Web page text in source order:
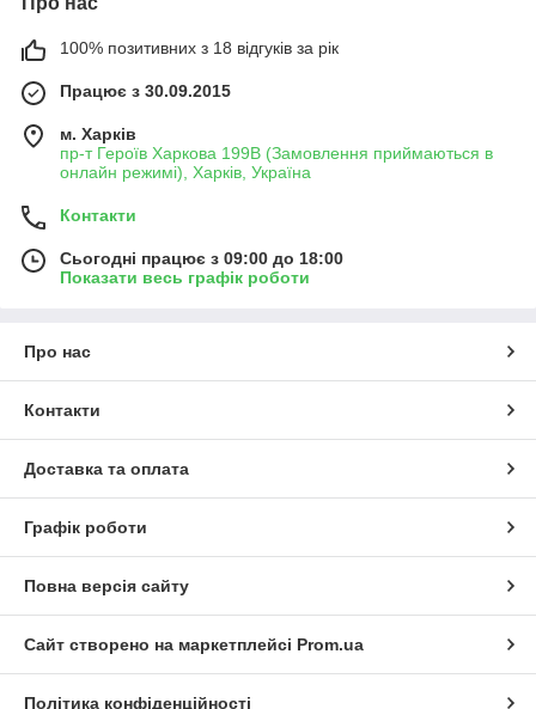
100% позитивних з 18 відгуків за рік
Працює з 30.09.2015
м. Харків
пр-т Героїв Харкова 199B (Замовлення приймаються в
онлайн режимі), Харків, Україна
Контакти
Сьогодні працює з 09:00 до 18:00
Показати весь графік роботи
Про нас
Контакти
Доставка та оплата
Графік роботи
Повна версія сайту
Сайт створено на маркетплейсі Prom.ua
Політика конфіденційності